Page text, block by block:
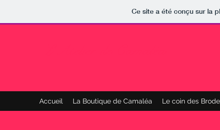
Ce site a été conçu sur la
Accueil La Boutique de Camaléa Le coin des